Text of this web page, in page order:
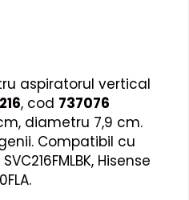
aspiratorul vertical
, cod 737076
diametru 7,9 cm.
Compatibil cu
Hisense